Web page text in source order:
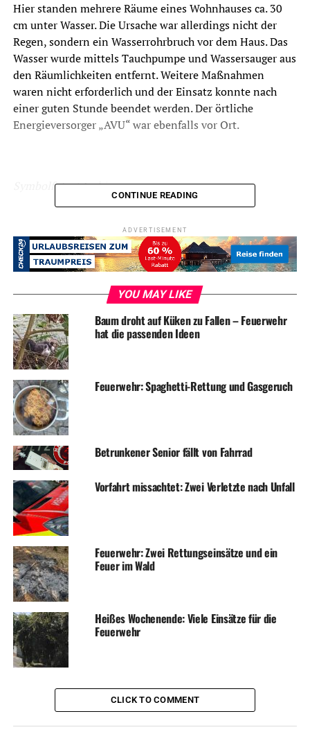
Hier standen mehrere Räume eines Wohnhauses ca. 30
cm unter Wasser. Die Ursache war allerdings nicht der
Regen, sondern ein Wasserrohrbruch vor dem Haus. Das
Wasser wurde mittels Tauchpumpe und Wassersauger aus
den Räumlichkeiten entfernt. Weitere Maßnahmen
waren nicht erforderlich und der Einsatz konnte nach
einer guten Stunde beendet werden. Der örtliche
Energieversorger „AVU“ war ebenfalls vor Ort.
Symbolfoto / Archiv
ADVERTISEMENT
Abgelenkt? Junger Fahrer kracht ungebremst in wartende
Autos
DON'T MISS
Feuerwehr: Mehrere Einsätze am Montag und Dienstag
CONTINUE READING
ADVERTISEMENT
YOU MAY LIKE
Baum droht auf Küken zu Fallen – Feuerwehr
hat die passenden Ideen
Feuerwehr: Spaghetti-Rettung und Gasgeruch
Betrunkener Senior fällt von Fahrrad
Vorfahrt missachtet: Zwei Verletzte nach Unfall
Feuerwehr: Zwei Rettungseinsätze und ein
Feuer im Wald
Heißes Wochenende: Viele Einsätze für die
Feuerwehr
CLICK TO COMMENT